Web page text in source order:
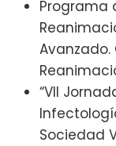
Programa
“VII
Sociedad